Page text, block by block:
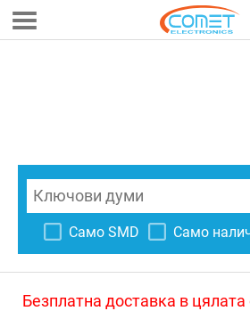
Само SMD Само
Безплатна доставка в цялата